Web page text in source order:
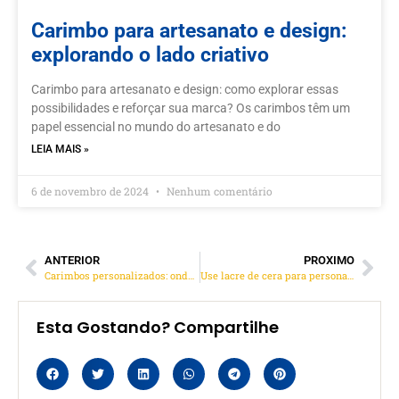
Carimbo para artesanato e design:
explorando o lado criativo
Carimbo para artesanato e design: como explorar essas
possibilidades e reforçar sua marca? Os carimbos têm um
papel essencial no mundo do artesanato e do
LEIA MAIS »
6 de novembro de 2024 Nenhum comentário
ANTERIOR
Carimbos personalizados: onde fazer em Goiânia
PROXIMO
Use lacre de cera para personalizar seus documentos
Esta Gostando? Compartilhe